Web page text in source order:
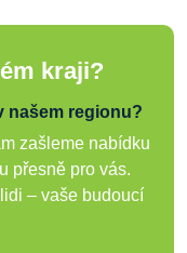
kraji?
našem regionu?
zašleme nabídku
přesně pro vás.
– vaše budoucí